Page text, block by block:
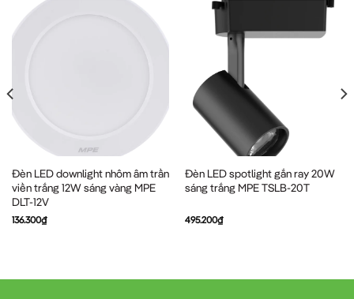
Đèn LED downlight nhôm âm trần
viền trắng 12W sáng vàng MPE
DLT-12V
136.300₫
Đèn LED spotlight gắn ray 20W
sáng trắng MPE TSLB-20T
495.200₫